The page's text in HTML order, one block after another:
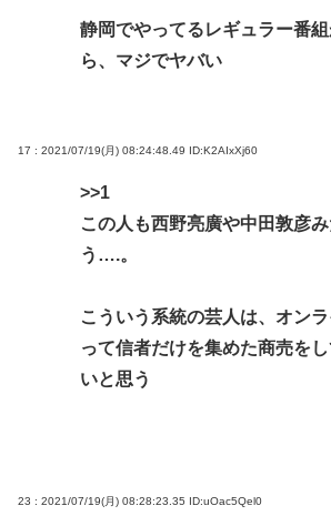
静岡でやってるレギュラー番
ら、マジでヤバい
17 : 2021/07/19(月) 08:24:48.49 ID:K2AIxXj60
>>1
この人も西野亮廣や中田敦彦
う….。
こういう系統の芸人は、オン
って信者だけを集めた商売を
いと思う
23 : 2021/07/19(月) 08:28:23.35 ID:uOac5Qel0